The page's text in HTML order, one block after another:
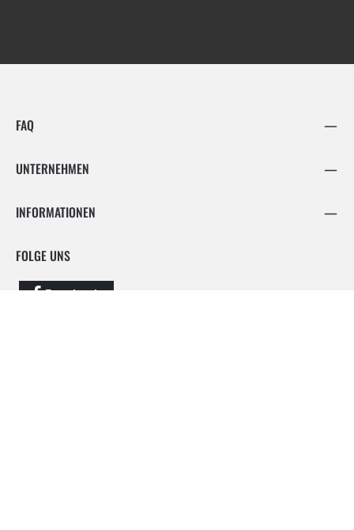
FAQ
UNTERNEHMEN
INFORMATIONEN
FOLGE UNS
Facebook